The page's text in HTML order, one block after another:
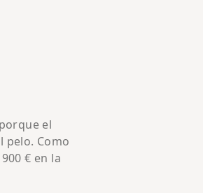
el
pelo. Como
€ en la